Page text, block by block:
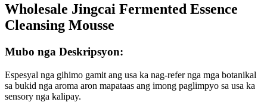
Wholesale Jingcai Fermented Essence
Cleansing Mousse
Mubo nga Deskripsyon:
Espesyal nga gihimo gamit ang usa ka nag-refer nga mga botanikal
sa bukid nga aroma aron mapataas ang imong paglimpyo sa usa ka
sensory nga kalipay.